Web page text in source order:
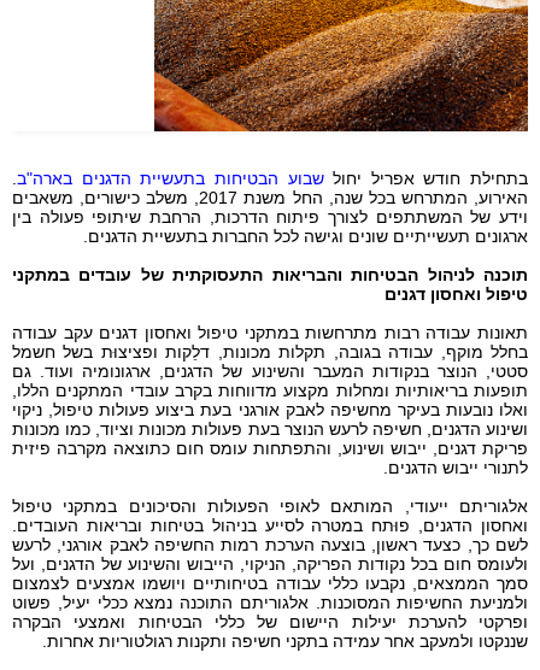
בתחילת חודש אפריל יחולשבוע הבטיחות בתעשיית הדגנים בארה"ב
האירוע, המתרחש בכל שנה, החל משנת 2017, משלב כישורים, משאבים
וידע של המשתתפים לצורך פיתוח הדרכות, הרחבת שיתופי פעולה בין
ארגונים תעשייתיים שונים וגישה לכל החברות בתעשיית הדגנים.
תוכנה לניהול הבטיחות והבריאות התעסוקתית של עובדים במתקני
טיפול ואחסון דגנים
תאונות עבודה רבות מתרחשות במתקני טיפול ואחסון דגנים עקב עבודה
בחלל מוקף, עבודה בגובה, תקלות מכונות, דלֵקות ופציצוּת בשל חשמל
סטטי, הנוצר בנקודות המעבר והשינוע של הדגנים, ארגונומיה ועוד. גם
תופעות בריאותיות ומחלות מקצוע מדווחות בקרב עובדי המתקנים הללו,
ואלו נובעות בעיקר מחשיפה לאבק אורגני בעת ביצוע פעולות טיפול, ניקוי
ושינוע הדגנים, חשיפה לרעש הנוצר בעת פעולות מכונות וציוד, כמו מכונות
פריקת דגנים, ייבוש ושינוע, והתפתחות עומס חום כתוצאה מקרבה פיזית
לתנורי ייבוש הדגנים.
אלגוריתם ייעודי, המותאם לאופי הפעולות והסיכונים במתקני טיפול
ואחסון הדגנים, פוּתח במטרה לסייע בניהול בטיחות ובריאות העובדים.
לשם כך, כצעד ראשון, בוצעה הערכת רמות החשיפה לאבק אורגני, לרעש
ולעומס חום בכל נקודות הפריקה, הניקוי, הייבוש והשינוע של הדגנים, ועל
סמך הממצאים, נקבעו כללי עבודה בטיחותיים ויושמו אמצעים לצמצום
ולמניעת החשיפות המסוכנות. אלגוריתם התוכנה נמצא ככלי יעיל, פשוט
ופרקטי להערכת יעילות היישום של כללי הבטיחות ואמצעי הבקרה
שננקטו ולמעקב אחר עמידה בתקני חשיפה ותקנות רגולטוריות אחרות.